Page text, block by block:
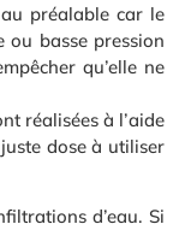
préalable car le
basse pression
qu’elle ne
réalisées à l’aide
dose à utiliser
d’eau. Si